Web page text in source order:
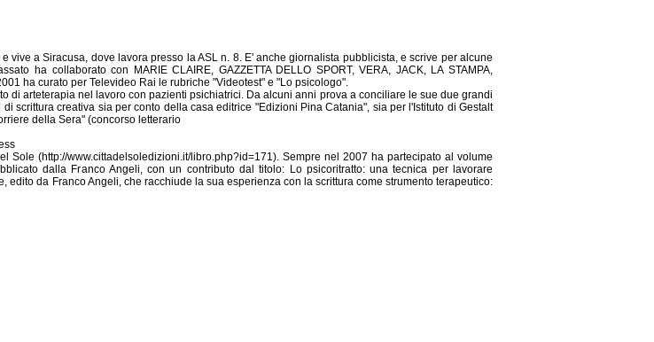
a Siracusa, dove lavora presso la ASL n. 8. E' anche giornalista pubblicista, e scrive per alcune
ha collaborato con MARIE CLAIRE, GAZZETTA DELLO SPORT, VERA, JACK, LA STAMPA,
ha curato per Televideo Rai le rubriche "Videotest" e "Lo psicologo".
di arteterapia nel lavoro con pazienti psichiatrici. Da alcuni anni prova a conciliare le sue due grandi
scrittura creativa sia per conto della casa editrice "Edizioni Pina Catania", sia per l'Istituto di Gestalt
della Sera" (concorso letterario
(http://www.cittadelsoledizioni.it/libro.php?id=171). Sempre nel 2007 ha partecipato al volume
dalla Franco Angeli, con un contributo dal titolo: Lo psicoritratto: una tecnica per lavorare
da Franco Angeli, che racchiude la sua esperienza con la scrittura come strumento terapeutico: